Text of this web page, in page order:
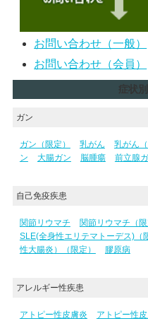
お問い合わせ（一般）
お問い合わせ（会員）
症状
ガン
ガン（限定） 乳がん 乳がん（
ン
大腸ガン 脳腫瘍 前立腺
自己免疫疾患
関節リウマチ 関節リウマチ（限
SLE(全身性エリテマトーデス)（
性大腸炎）（限定）
膠原病
アレルギー性疾患
アトピー性皮膚炎 アトピー性皮